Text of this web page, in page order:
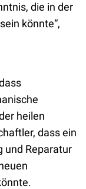
die in der
könnte“,
heilen
dass ein
und Reparatur